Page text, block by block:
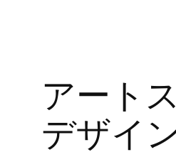
アート
デザイ